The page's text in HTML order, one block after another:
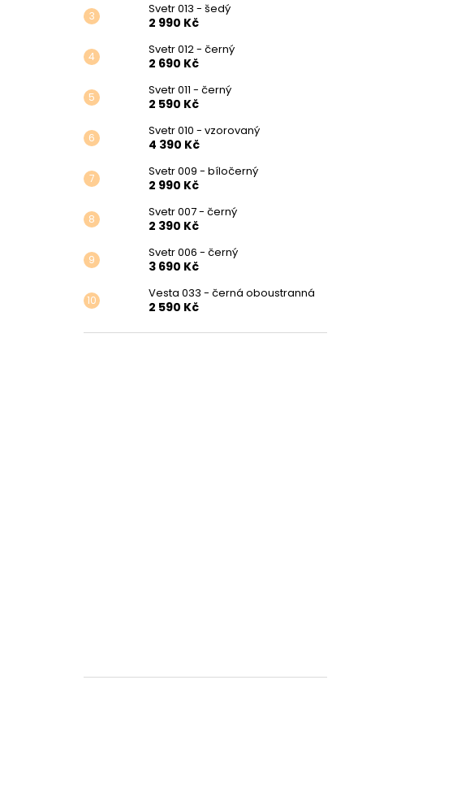
Svetr 013 - šedý
2 990 Kč
Svetr 012 - černý
2 690 Kč
Svetr 011 - černý
2 590 Kč
Svetr 010 - vzorovaný
4 390 Kč
Svetr 009 - bíločerný
2 990 Kč
Svetr 007 - černý
2 390 Kč
Svetr 006 - černý
3 690 Kč
Vesta 033 - černá oboustranná
2 590 Kč